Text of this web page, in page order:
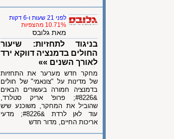
לפני 21 שעות ו-6 דקות
10.71% מהצפיות
מאת גלובס
בניגוד לתחזיות: שיעור
החולים בדמנציה דווקא ירד
לאורך השנים »»
מחקר חדש מערער את התחזיות
של מדינות על "צונאמי" של חולים
בדמנציה חמורה בעשורים הבאים
&#8226; פרופ' אריק סטלרד,
שהוביל את המחקר, משוכנע שיש
עוד לאן לרדת &#8226; מדעי
אריכות החיים, מדור חדש